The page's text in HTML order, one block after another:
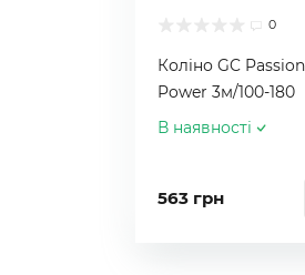
0
Коліно GC Passion
Power 3м/100-180
В наявності
563 грн